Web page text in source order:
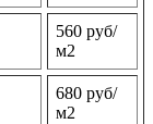
560 руб/
м2
680 руб/
м2